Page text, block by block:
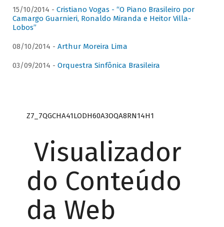
15/10/2014 - Cristiano Vogas - “O Piano Brasileiro por
Camargo Guarnieri, Ronaldo Miranda e Heitor Villa-
Lobos”
08/10/2014 - Arthur Moreira Lima
03/09/2014 - Orquestra Sinfônica Brasileira
Z7_7QGCHA41LODH60A3OQA8RN14H1
Visualizador
do Conteúdo
da Web